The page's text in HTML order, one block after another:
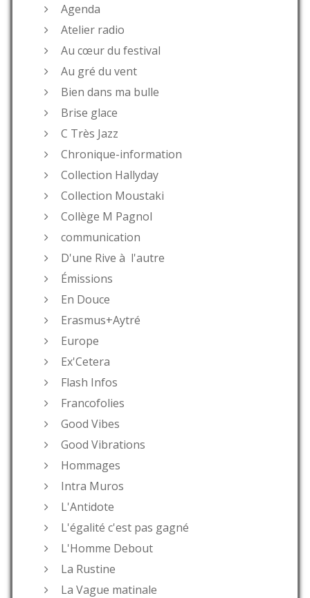
Agenda
Atelier radio
Au cœur du festival
Au gré du vent
Bien dans ma bulle
Brise glace
C Très Jazz
Chronique-information
Collection Hallyday
Collection Moustaki
Collège M Pagnol
communication
D'une Rive à l'autre
Émissions
En Douce
Erasmus+Aytré
Europe
Ex'Cetera
Flash Infos
Francofolies
Good Vibes
Good Vibrations
Hommages
Intra Muros
L'Antidote
L'égalité c'est pas gagné
L'Homme Debout
La Rustine
La Vague matinale